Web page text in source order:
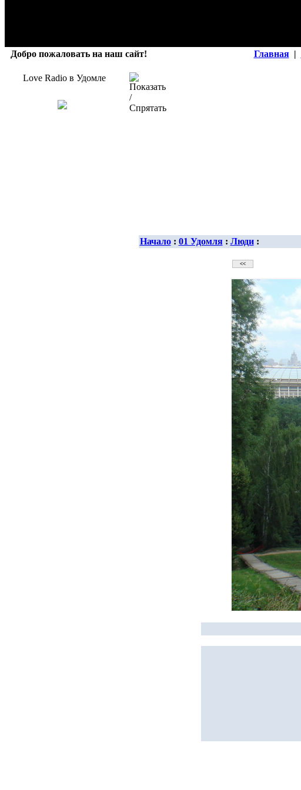
Добро пожаловать на наш сайт! Главная |
Love Radio в Удомле
Начало: 01 Удомля: Люди: